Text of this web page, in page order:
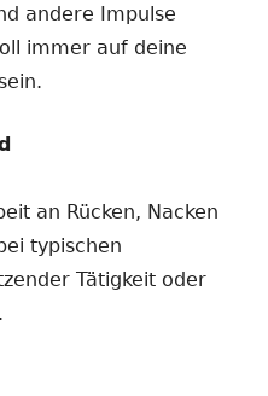
andere Impulse
immer auf deine
an Rücken, Nacken
typischen
Tätigkeit oder